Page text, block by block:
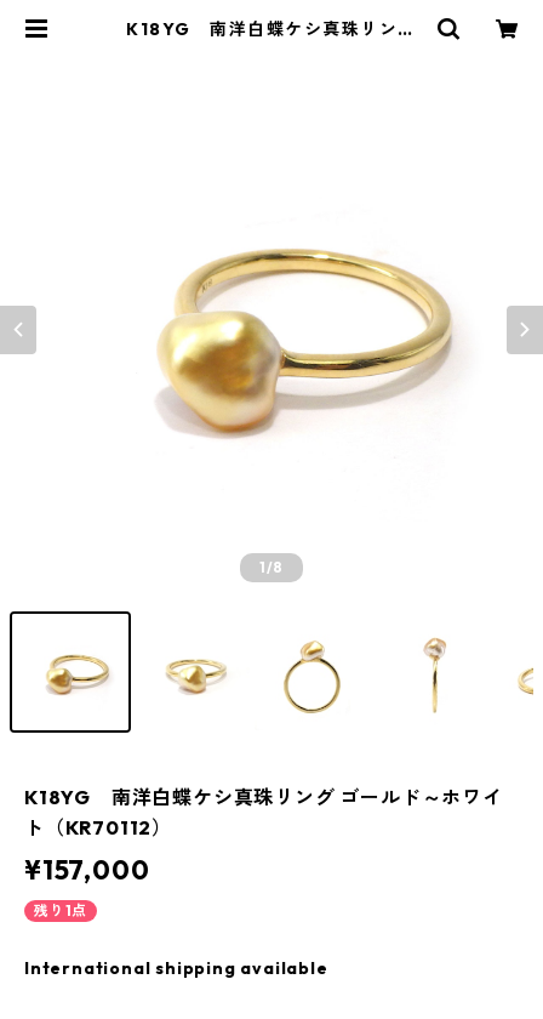
K18YG 南洋白蝶ケシ真珠リング
1/8
K18YG 南洋白蝶ケシ真珠リング ゴールド～ホワイ
ト（KR70112）
¥157,000
残り1点
International shipping available